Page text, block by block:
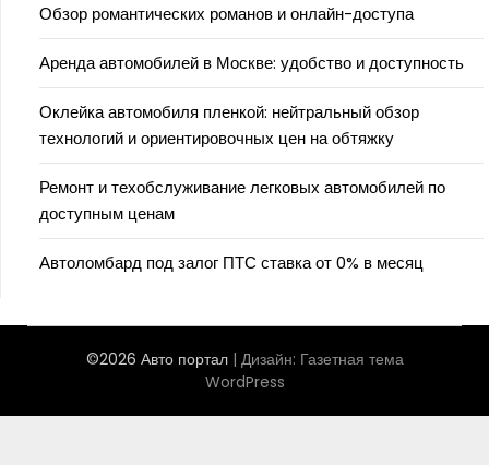
Обзор романтических романов и онлайн-доступа
Аренда автомобилей в Москве: удобство и доступность
Оклейка автомобиля пленкой: нейтральный обзор
технологий и ориентировочных цен на обтяжку
Ремонт и техобслуживание легковых автомобилей по
доступным ценам
Автоломбард под залог ПТС ставка от 0% в месяц
©2026 Авто портал | Дизайн: Газетная тема
WordPress